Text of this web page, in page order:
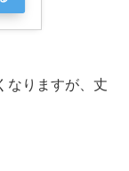
なりますが、丈